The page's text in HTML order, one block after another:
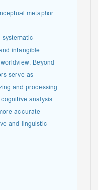
metaphor
intangible
Beyond
serve as
and processing
analysis
accurate
and linguistic